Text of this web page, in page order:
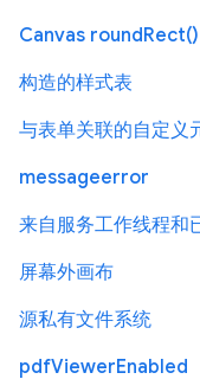
Canvas roundRect()
构造的样式表
与表单关联的自定义
messageerror
来自服务工作线程和
屏幕外画布
源私有文件系统
pdfViewerEnabled